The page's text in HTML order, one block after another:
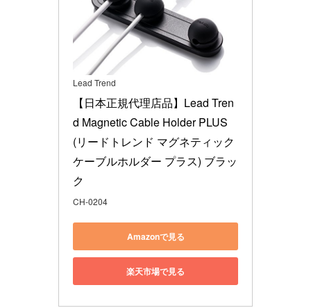
Lead Trend
【日本正規代理店品】Lead Tren
d Magnetic Cable Holder PLUS
(リードトレンド マグネティック
ケーブルホルダー プラス) ブラッ
ク
CH-0204
Amazonで見る
楽天市場で見る